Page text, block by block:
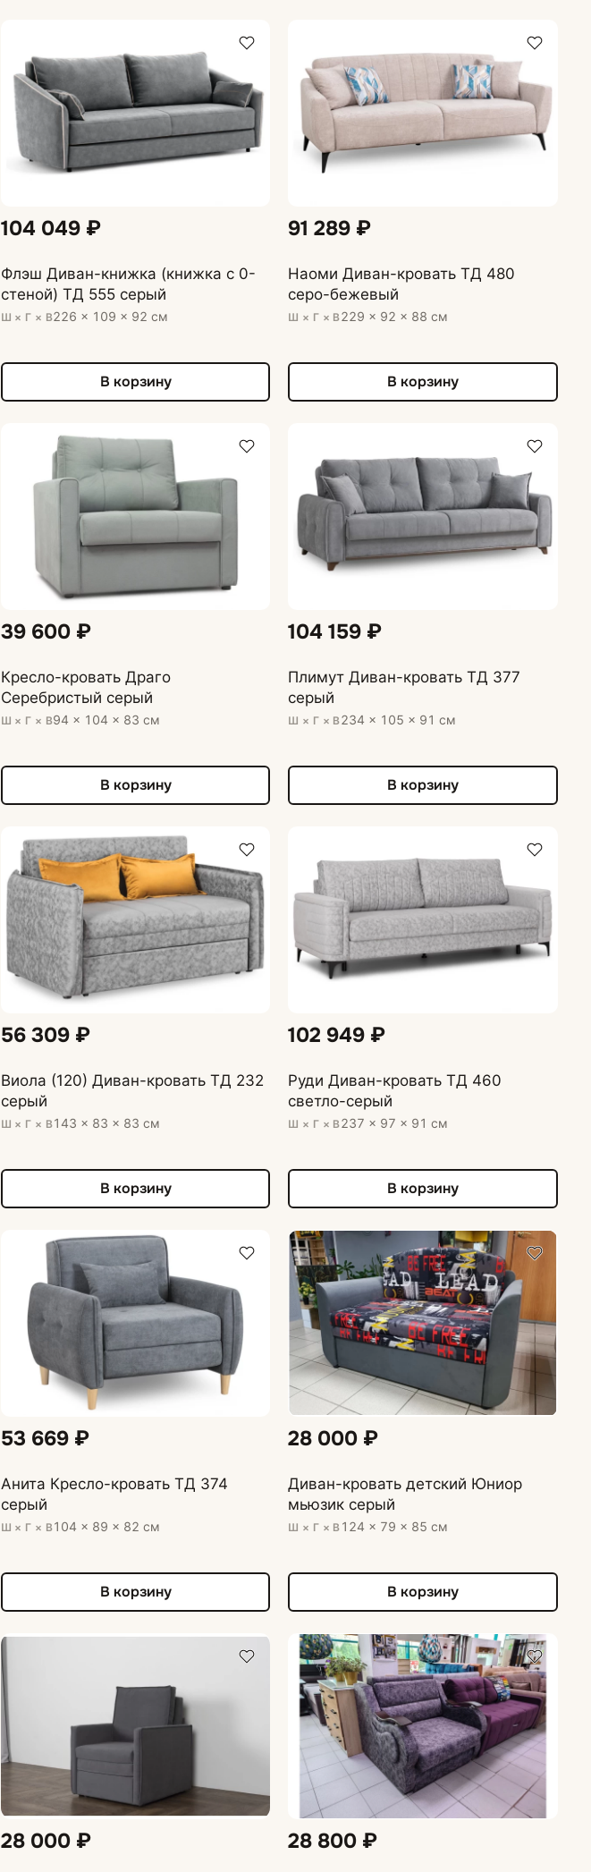
104 049 ₽
Флэш Диван-книжка (книжка с 0-
стеной) ТД 555 серый
Ш × Г × В226 × 109 × 92 см
В корзину
91 289 ₽
Наоми Диван-кровать ТД 480
серо-бежевый
Ш × Г × В229 × 92 × 88 см
В корзину
39 600 ₽
Кресло-кровать Драго
Серебристый серый
Ш × Г × В94 × 104 × 83 см
В корзину
104 159 ₽
Плимут Диван-кровать ТД 377
серый
Ш × Г × В234 × 105 × 91 см
В корзину
56 309 ₽
Виола (120) Диван-кровать ТД 232
серый
Ш × Г × В143 × 83 × 83 см
В корзину
102 949 ₽
Руди Диван-кровать ТД 460
светло-серый
Ш × Г × В237 × 97 × 91 см
В корзину
53 669 ₽
Анита Кресло-кровать ТД 374
серый
Ш × Г × В104 × 89 × 82 см
В корзину
28 000 ₽
Диван-кровать детский Юниор
мьюзик серый
Ш × Г × В 124 × 79 × 85 см
В корзину
28 000 ₽ 28 800 ₽